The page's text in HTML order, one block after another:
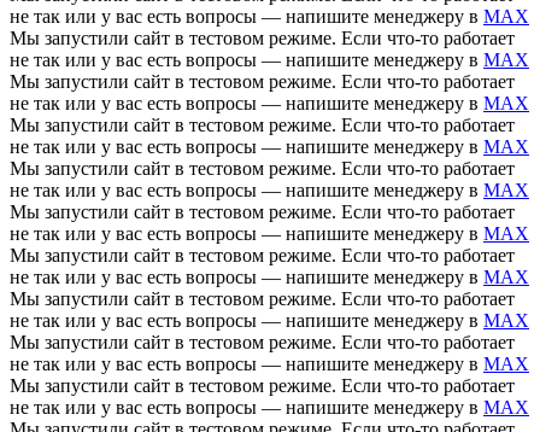
не так или у вас есть вопросы — напишите менеджеру в MAX
Мы запустили сайт в тестовом режиме. Если что-то работает
не так или у вас есть вопросы — напишите менеджеру в MAX
Мы запустили сайт в тестовом режиме. Если что-то работает
не так или у вас есть вопросы — напишите менеджеру в MAX
Мы запустили сайт в тестовом режиме. Если что-то работает
не так или у вас есть вопросы — напишите менеджеру в MAX
Мы запустили сайт в тестовом режиме. Если что-то работает
не так или у вас есть вопросы — напишите менеджеру в MAX
Мы запустили сайт в тестовом режиме. Если что-то работает
не так или у вас есть вопросы — напишите менеджеру в MAX
Мы запустили сайт в тестовом режиме. Если что-то работает
не так или у вас есть вопросы — напишите менеджеру в MAX
Мы запустили сайт в тестовом режиме. Если что-то работает
не так или у вас есть вопросы — напишите менеджеру в MAX
Мы запустили сайт в тестовом режиме. Если что-то работает
не так или у вас есть вопросы — напишите менеджеру в MAX
Мы запустили сайт в тестовом режиме. Если что-то работает
не так или у вас есть вопросы — напишите менеджеру в MAX